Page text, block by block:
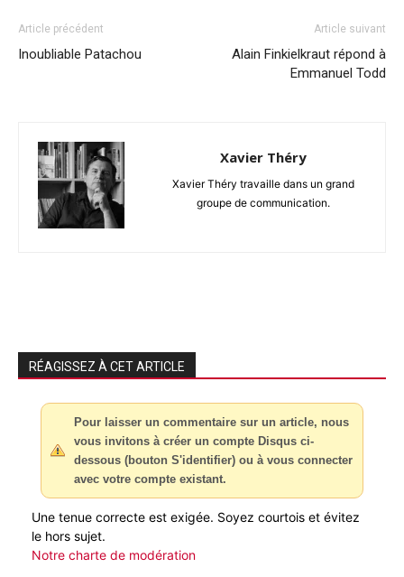
Article précédent
Inoubliable Patachou
Article suivant
Alain Finkielkraut répond à
Emmanuel Todd
Xavier Théry
Xavier Théry travaille dans un grand
groupe de communication.
RÉAGISSEZ À CET ARTICLE
Pour laisser un commentaire sur un article, nous
vous invitons à créer un compte Disqus ci-
dessous (bouton S'identifier) ou à vous connecter
avec votre compte existant.
Une tenue correcte est exigée. Soyez courtois et évitez
le hors sujet.
Notre charte de modération